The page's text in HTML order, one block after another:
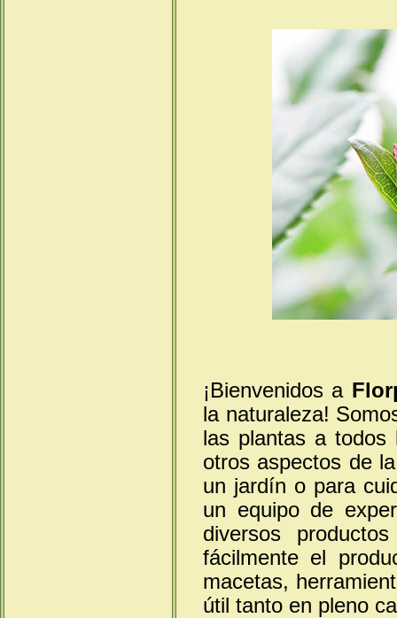
¡Bienvenidos a
la naturaleza!
las plantas a todos
otros aspectos de
un jardín o para
un equipo de
diversos
fácilmente el
macetas,
útil tanto en pleno